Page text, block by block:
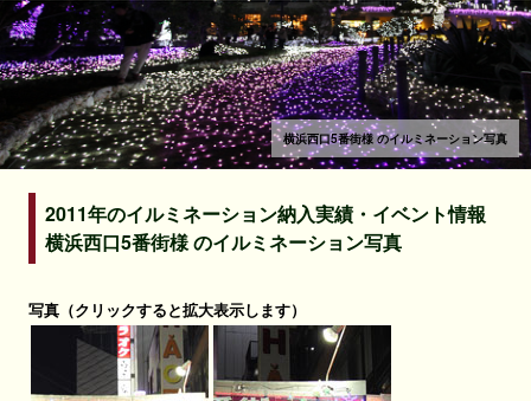
横浜西口5番街様 のイルミネーション写真
2011年のイルミネーション納入実績・イベント情報
横浜西口5番街様 のイルミネーション写真
写真（クリックすると拡大表示します）